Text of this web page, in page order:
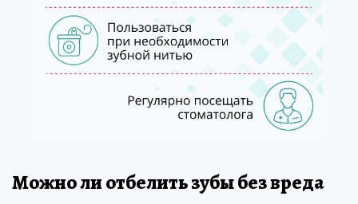
Можно ли отбелить зубы без вреда